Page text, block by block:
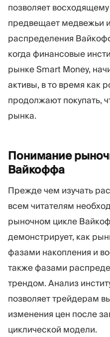
позволяет
предвещает медвежьи
распределения
когда финансовые
рынке Smart Money,
активы, в то время как
продолжают покупать,
рынка.
Понимание
Вайкоффа
Прежде чем изучать
всем читателям
рыночном цикле
демонстрирует, как
фазами накопления и
также фазами
трендом. Анализ
позволяет трейдерам
изменения цен после
циклической модели.